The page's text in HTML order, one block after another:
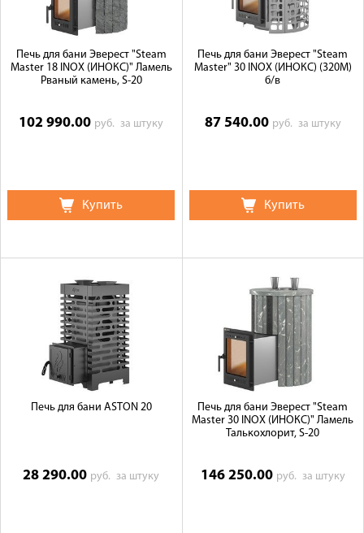
Печь для бани Эверест "Steam
Master 18 INOX (ИНОКС)" Ламель
Рваный камень, S-20
102 990.00 руб.за штуку
Купить
Печь для бани Эверест "Steam
Master" 30 INOX (ИНОКС) (320М)
б/в
87 540.00 руб. за штуку
Купить
Печь для бани ASTON 20
28 290.00 руб.за штуку
Печь для бани Эверест "Steam
Master 30 INOX (ИНОКС)" Ламель
Талькохлорит, S-20
146 250.00 руб. за штуку